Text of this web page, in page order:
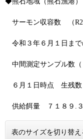
サーモン収容数 （
令和３年６月１日ま
中間測定サンプル数
６月１日時点 生残
供給餌量 ７１８９.３
表のサイズを切り替え